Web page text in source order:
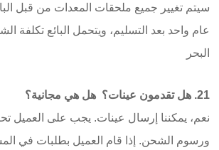
سيتم تغيير جميع ملحقات المعدات من قبل
عام واحد بعد التسليم، ويتحمل البائع تكلفة
البحر
21. هل تقدمون عينات؟ هل هي مجانية؟
نعم، يمكننا إرسال عينات. يجب على العميل
ورسوم الشحن. إذا قام العميل بطلبات في